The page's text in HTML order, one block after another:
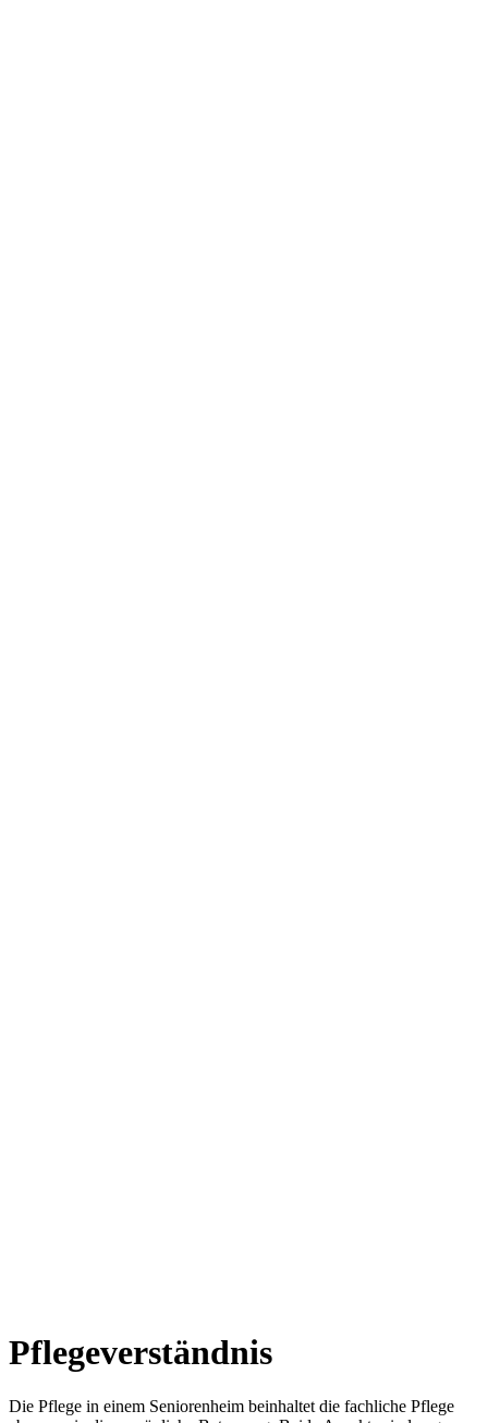
Pflegeverständnis
Die Pflege in einem Seniorenheim beinhaltet die fachliche Pflege